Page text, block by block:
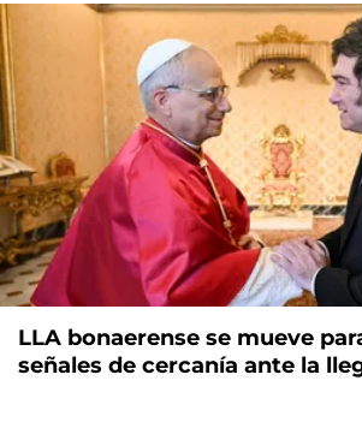
LLA bonaerense se mueve
señales de cercanía ante la